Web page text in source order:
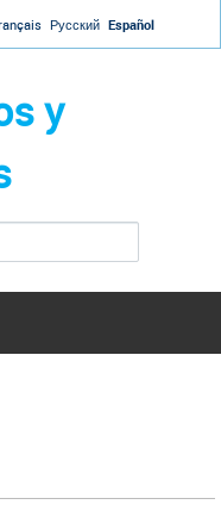
Русский Español
y